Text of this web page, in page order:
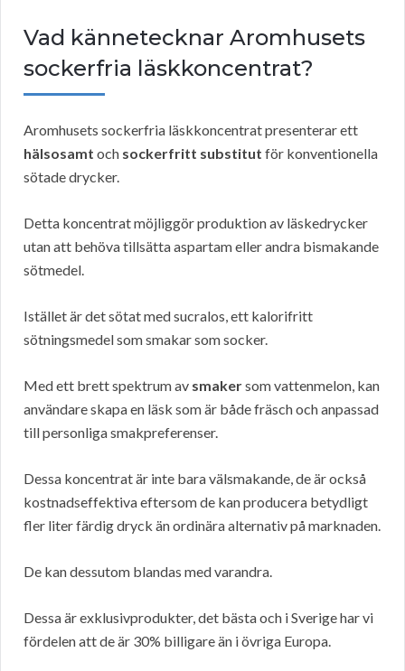
Vad kännetecknar Aromhusets
sockerfria läskkoncentrat?
Aromhusets sockerfria läskkoncentrat presenterar ett
hälsosamt och sockerfritt substitut för konventionella
sötade drycker.
Detta koncentrat möjliggör produktion av läskedrycker
utan att behöva tillsätta aspartam eller andra bismakande
sötmedel.
Istället är det sötat med sucralos, ett kalorifritt
sötningsmedel som smakar som socker.
Med ett brett spektrum av smakersom vattenmelon, kan
användare skapa en läsk som är både fräsch och anpassad
till personliga smakpreferenser.
Dessa koncentrat är inte bara välsmakande, de är också
kostnadseffektiva eftersom de kan producera betydligt
fler liter färdig dryck än ordinära alternativ på marknaden.
De kan dessutom blandas med varandra.
Dessa är exklusivprodukter, det bästa och i Sverige har vi
fördelen att de är 30% billigare än i övriga Europa.